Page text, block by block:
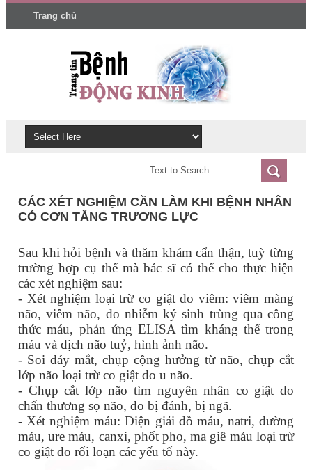
Trang chủ
CÁC XÉT NGHIỆM CẦN LÀM KHI BỆNH NHÂN
CÓ CƠN TĂNG TRƯƠNG LỰC
Sau khi hỏi bệnh và thăm khám cẩn thận, tuỳ từng
trường hợp cụ thể mà bác sĩ có thể cho thực hiện
các xét nghiệm sau:
- Xét nghiệm loại trừ co giật do viêm: viêm màng
não, viêm não, do nhiễm ký sinh trùng qua công
thức máu, phản ứng ELISA tìm kháng thể trong
máu và dịch não tuỷ, hình ảnh não.
- Soi đáy mắt, chụp cộng hưởng từ não, chụp cắt
lớp não loại trừ co giật do u não.
- Chụp cắt lớp não tìm nguyên nhân co giật do
chấn thương sọ não, do bị đánh, bị ngã.
- Xét nghiệm máu: Điện giải đồ máu, natri, đường
máu, ure máu, canxi, phốt pho, ma giê máu loại trừ
co giật do rối loạn các yếu tố này.